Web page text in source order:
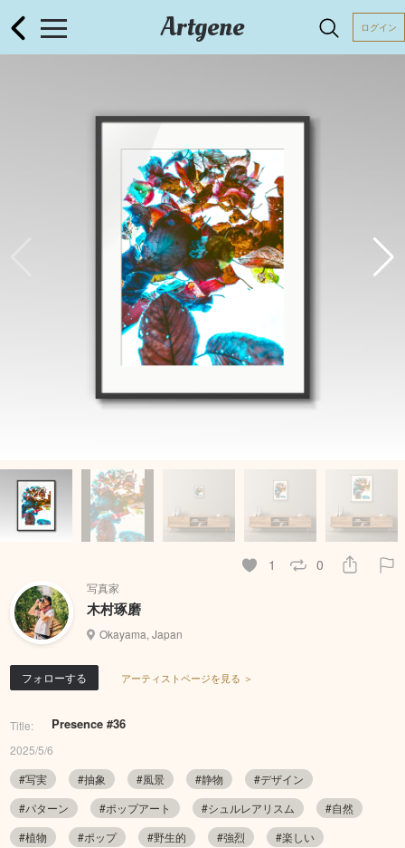
Artgene ログイン
1 0
写真家
木村琢磨
Okayama, Japan
フォローする アーティストページを見る ＞
Title: Presence #36
2025/5/6
#写実
#抽象 #風景 #静物
#デザイン
#パターン
#ポップアート #シュルレアリスム
#自然
#植物
#ポップ #野生的 #強烈
#楽しい